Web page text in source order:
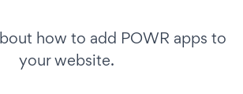
how to add POWR apps to
your website.